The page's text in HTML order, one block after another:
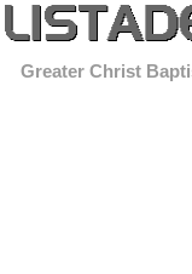
Greater Christ